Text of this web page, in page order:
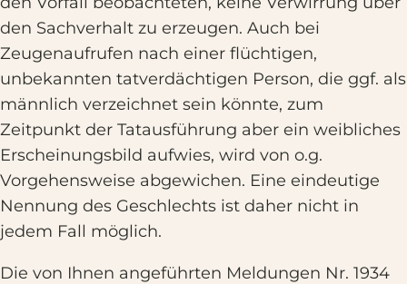
den Sachverhalt zu erzeugen. Auch bei
Zeugenaufrufen nach einer flüchtigen,
unbekannten tatverdächtigen Person, die ggf. als
männlich verzeichnet sein könnte, zum
Zeitpunkt der Tatausführung aber ein weibliches
Erscheinungsbild aufwies, wird von o.g.
Vorgehensweise abgewichen. Eine eindeutige
Nennung des Geschlechts ist daher nicht in
jedem Fall möglich.
Die von Ihnen angeführten Meldungen Nr. 1934